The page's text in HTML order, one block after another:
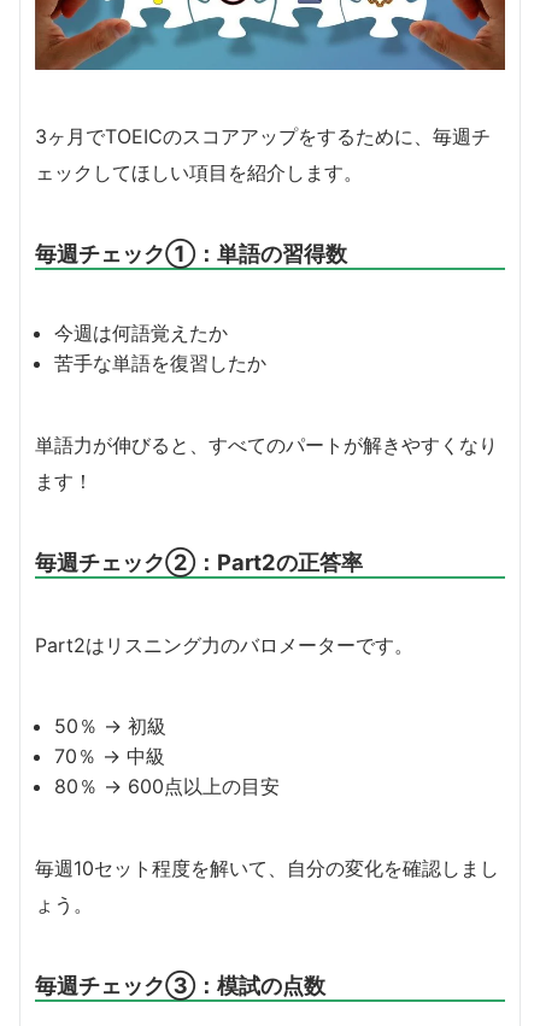
3ヶ月でTOEICのスコアアップをするために、毎週チ
ェックしてほしい項目を紹介します。
毎週チェック①：単語の習得数
今週は何語覚えたか
苦手な単語を復習したか
単語力が伸びると、すべてのパートが解きやすくなり
ます！
毎週チェック②：Part2の正答率
Part2はリスニング力のバロメーターです。
50％ → 初級
70％ → 中級
80％ → 600点以上の目安
毎週10セット程度を解いて、自分の変化を確認しまし
ょう。
毎週チェック③：模試の点数